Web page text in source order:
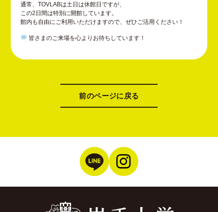
通常、TOVLABは土日は休館日ですが、
この2日間は特別に開館しています。
館内も自由にご利用いただけますので、ぜひご活用ください！
皆さまのご来場を心よりお待ちしています！
前のページに戻る